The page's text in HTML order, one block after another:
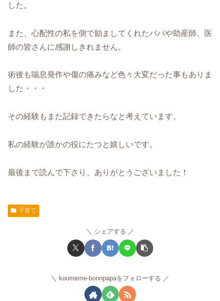
した。
また、心配性の私を側で励ましてくれたパパや助産師、医
師の皆さんに感謝しきれません。
術後も喘息発作や傷の痛みなど色々大変だった事もありま
した・・・
その経験もまた記録できたらなと考えています。
私の経験が誰かの役にたつと嬉しいです。
最後まで読んで下さり、ありがとうございました！
子育て
シェアする
koumeme-bonnpapaをフォローする